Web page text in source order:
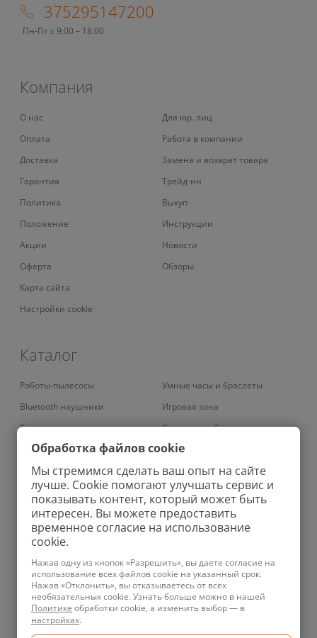
375295147200
Пн-Пт с 9:00 – 18:00
Компания
О нас
Оплата
Доставка
Гарантия
Политика
Положение
Акции
Оферта
Карта сайта
Настройки cookie
Для юр. лиц
Работа в компании
Замена и возврат товара
Трейд-ин
Выкуп
Инструкции
Новости
Обзоры
Каталог
Роботы-пылесосы
Bluetooth наушники
Телевизоры
Умные кондиционеры
Вертикальные пылесосы
Проекторы
Роботы-мойщики окон
Колонки
Планшеты
Телефоны
Техника для уборки
Умные часы и браслеты
Игровая зона
Смарт-устройства
Умный дом
Аудио
Зарядные устройства
Ноутбуки
Бритвы
Ирригаторы
Зубные щетки
Обработка файлов cookie
Мы стремимся сделать ваш опыт на сайте
лучше. Cookie помогают улучшать сервис и
показывать контент, который может быть
интересен. Вы можете предоставить
временное согласие на использование
cookie.
Нажав одну из кнопок «Разрешить», вы даете согласие на
использование всех файлов cookie на указанный срок.
Нажав «Отклонить», вы отказываетесь от всех
необязательных cookie. Узнать больше можно в нашей
Политике обработки cookie, а изменить выбор — в
настройках.